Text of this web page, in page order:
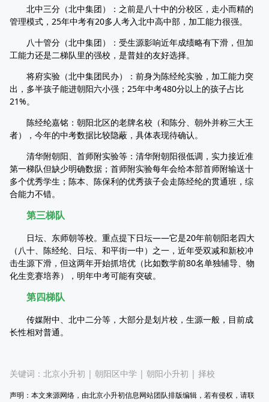
北中三分（北中集团）：之前是八十中的分校区，走小而精的
管理模式，25年中考有20多人考入北中高中部，加工能力很强。
八十管分（北中集团）：受生源影响近年成绩略有下滑，但加
工能力还是二梯队里的强校，是普娃的友好选择。
将府实验（北中集团民办）：前身为陈经纶实验，加工能力突
出，多半孩子能进朝阳六小强；25年中考480分以上的孩子占比
21%。
陈经纶嘉铭：朝阳北区的老牌名校（和陈分、朝外并称三大王
者），今年的中考数据比较隐蔽，具体表现待确认。
清华附朝阳、首师附实验等：清华附朝阳很低调，实力接近准
第一梯队但缺少明确数据；首师附实验每年会给本部首师附输送十
多个优秀学生；陈本、陈保利的优秀孩子会走陈经纶的贯通班，综
合能力不错。
第三梯队
日坛、东师朝等校。重点提下日坛——它是20年前朝阳老四大
（八十、陈经纶、日坛、和平街一中）之一，近年受双减和新校冲
击生源下滑，但这两年开始抓培优（比如数学前80名单独辅导、物
化生竞赛培养），明年中考可能有突破。
第四梯队
传媒附中、北中二分等，大部分是划片校，生源一般，目前成
长性相对普通。
关键词： 北京小升初 | 朝阳区中学 | 朝阳小升初 | 择校
声明：本文来源网络，由北京小升初信息网站团队排版编辑，若有侵权，请联